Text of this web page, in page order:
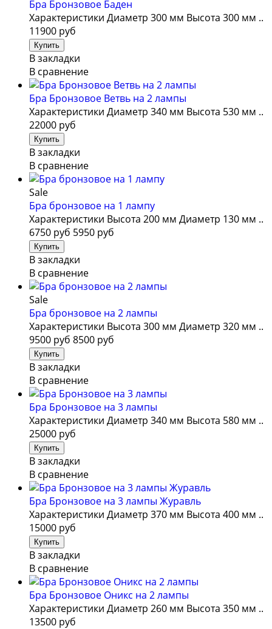
Бра Бронзовое Баден
Характеристики Диаметр 300 мм Высота 300 мм ..
11900 руб
В закладки
В сравнение
Бра Бронзовое Ветвь на 2 лампы
Характеристики Диаметр 340 мм Высота 530 мм ..
22000 руб
В закладки
В сравнение
Sale
Бра бронзовое на 1 лампу
Характеристики Высота 200 мм Диаметр 130 мм ..
6750 руб 5950 руб
В закладки
В сравнение
Sale
Бра бронзовое на 2 лампы
Характеристики Высота 300 мм Диаметр 320 мм ..
9500 руб 8500 руб
В закладки
В сравнение
Бра Бронзовое на 3 лампы
Характеристики Диаметр 340 мм Высота 580 мм ..
25000 руб
В закладки
В сравнение
Бра Бронзовое на 3 лампы Журавль
Характеристики Диаметр 370 мм Высота 400 мм ..
15000 руб
В закладки
В сравнение
Бра Бронзовое Оникс на 2 лампы
Характеристики Диаметр 260 мм Высота 350 мм ..
13500 руб